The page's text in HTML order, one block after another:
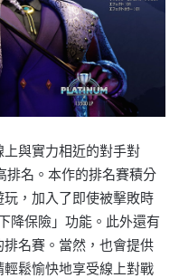
與實力相近的對手對
排名。本作的排名賽積分
，加入了即使被擊敗時
降保險」功能。此外還有
名賽。當然，也會提供
鬆愉快地享受線上對戰